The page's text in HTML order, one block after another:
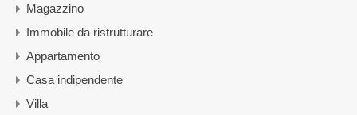
Magazzino
Immobile da ristrutturare
Appartamento
Casa indipendente
Villa